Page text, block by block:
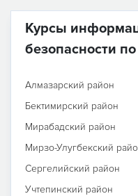
Курсы
безопасности
Алмазарский район
Бектимирский район
Мирабадский район
Мирзо-Улугбекский
Сергелийский район
Учтепинский район